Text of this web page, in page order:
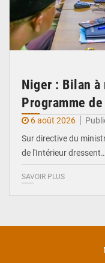
Niger : Bilan
Programme
6 août 2026
Sur directive du
de l'Intérieur dressent…
SAVOIR PLUS